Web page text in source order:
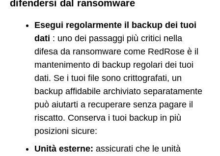
difendersi dal ransomware
Esegui regolarmente il backup dei tuoi
dati : uno dei passaggi più critici nella
difesa da ransomware come RedRose è il
mantenimento di backup regolari dei tuoi
dati. Se i tuoi file sono crittografati, un
backup affidabile archiviato separatamente
può aiutarti a recuperare senza pagare il
riscatto. Conserva i tuoi backup in più
posizioni sicure:
Unità esterne: assicurati che le unità